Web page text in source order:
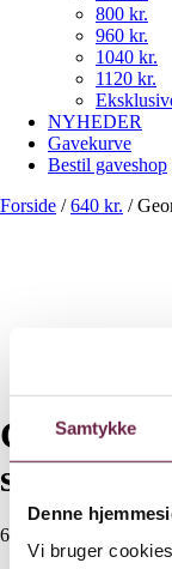
Samtykke
Denne
Vi bruger
800 kr.
960 kr.
1040 kr.
1120 kr.
NYHEDER
Gavekurve
Bestil gaveshop
Forside /640 kr. /
Georg
sengetøj
640,00